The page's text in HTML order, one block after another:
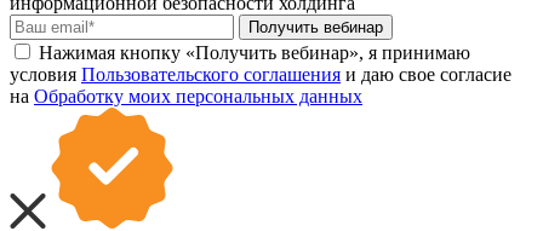
Получить вебинар
Нажимая кнопку «Получить вебинар», я принимаю
условия Пользовательского соглашения и даю свое согласие
на Обработку моих персональных данных